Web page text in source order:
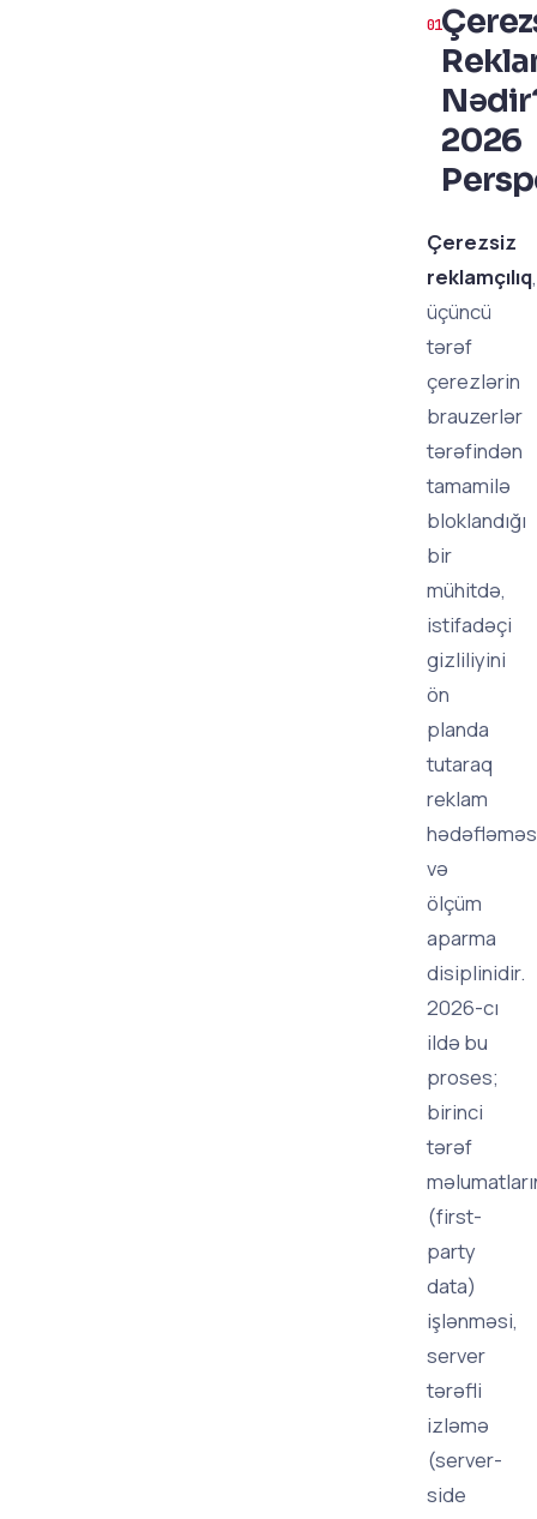
2026
Çerezsiz
reklamçılıq,
üçüncü
tərəf
çerezlərin
brauzerlər
tərəfindən
tamamilə
bloklandığı
bir
mühitdə,
istifadəçi
gizliliyini
ön
planda
tutaraq
reklam
və
ölçüm
aparma
disiplinidir.
2026-cı
ildə bu
proses;
birinci
tərəf
(first-
party
data)
işlənməsi,
server
tərəfli
izləmə
(server-
side